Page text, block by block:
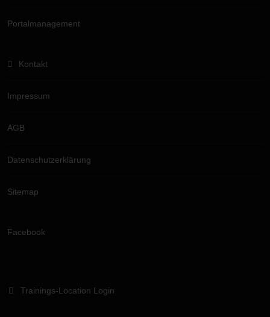
Portalmanagement
Kontakt
Impressum
AGB
Datenschutzerklärung
Sitemap
Facebook
Trainings-Location Login